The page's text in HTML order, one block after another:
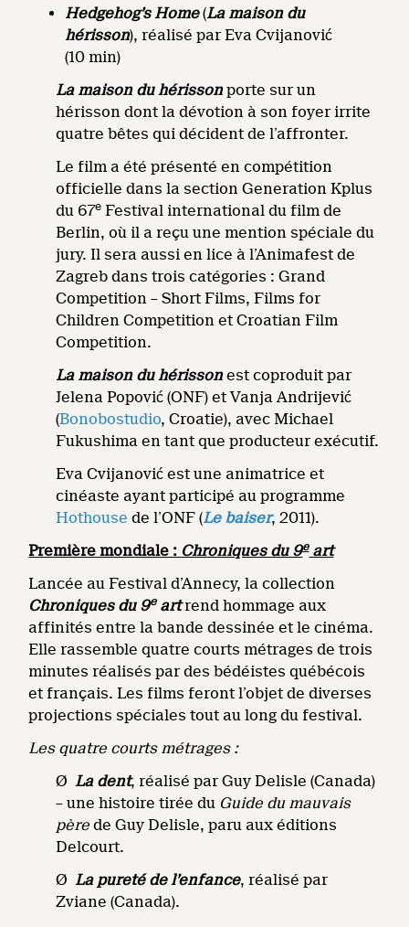
Hedgehog’s Home(La maison du
hérisson), réalisé par Eva Cvijanović
(10 min)
La maison du hérissonporte sur un
hérisson dont la dévotion à son foyer irrite
quatre bêtes qui décident de l’affronter.
Le film a été présenté en compétition
officielle dans la section Generation Kplus
du 67e Festival international du film de
Berlin, où il a reçu une mention spéciale du
jury. Il sera aussi en lice à l’Animafest de
Zagreb dans trois catégories : Grand
Competition – Short Films, Films for
Children Competition et Croatian Film
Competition.
La maison du hérissonest coproduit par
Jelena Popović (ONF) et Vanja Andrijević
(Bonobostudio, Croatie), avec Michael
Fukushima en tant que producteur exécutif.
Eva Cvijanović est une animatrice et
cinéaste ayant participé au programme
Hothouse de l’ONF (Le baiser, 2011).
Première mondiale : Chroniques du 9eart
Lancée au Festival d’Annecy, la collection
Chroniques du 9eartrend hommage aux
affinités entre la bande dessinée et le cinéma.
Elle rassemble quatre courts métrages de trois
minutes réalisés par des bédéistes québécois
et français. Les films feront l’objet de diverses
projections spéciales tout au long du festival.
Les quatre courts métrages :
Ø La dent, réalisé par Guy Delisle (Canada)
– une histoire tirée du Guide du mauvais
pèrede Guy Delisle, paru aux éditions
Delcourt.
Ø La pureté de l’enfance, réalisé par
Zviane (Canada).